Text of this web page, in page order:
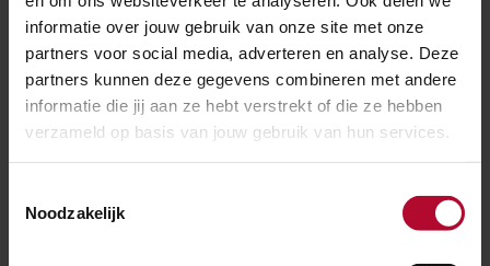
informatie over jouw gebruik van onze site met onze
partners voor social media, adverteren en analyse. Deze
partners kunnen deze gegevens combineren met andere
informatie die jij aan ze hebt verstrekt of die ze hebben
verzameld op basis van jouw gebruik van hun services.
Noodzakelijk
populair openbaar wandelpark.
Andere mysteries